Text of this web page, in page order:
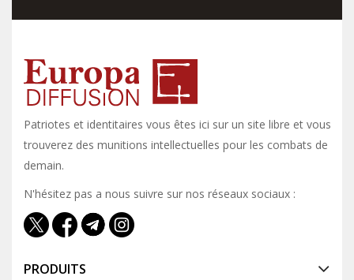
Patriotes et identitaires vous êtes ici sur un site libre et vous y
trouverez des munitions intellectuelles pour les combats de
demain.
N'hésitez pas a nous suivre sur nos réseaux sociaux :
PRODUITS